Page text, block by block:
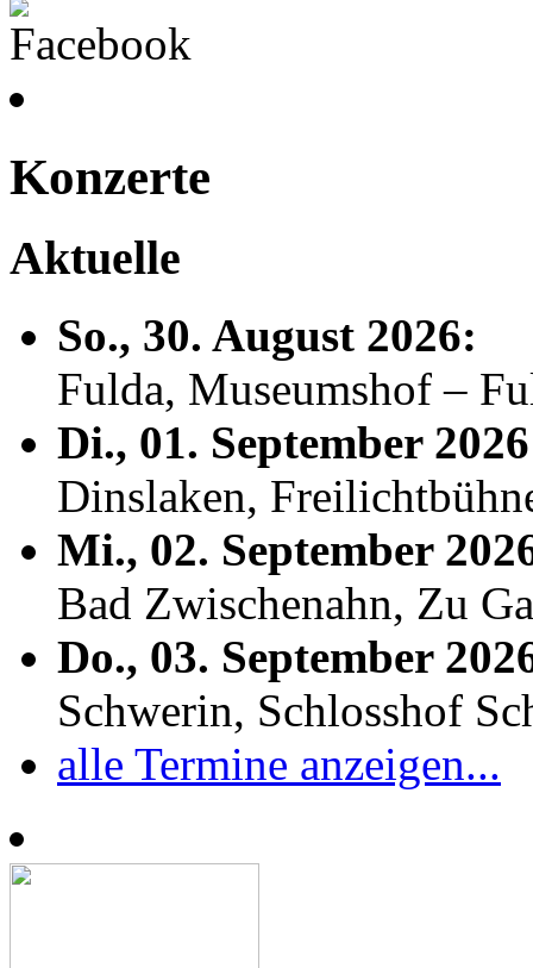
Konzerte
Aktuelle
So., 30. August 2026:
Fulda, Museumshof –
Di., 01. September
Dinslaken,
Mi., 02. September
Bad Zwischenahn, Zu
Do., 03. September
Schwerin, Schlosshof
alle Termine anzeigen...